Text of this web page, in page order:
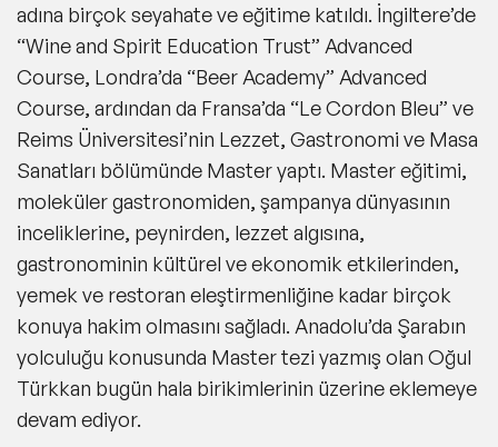
adına birçok seyahate ve eğitime katıldı. İngiltere’de
“Wine and Spirit Education Trust” Advanced
Course, Londra’da “Beer Academy” Advanced
Course, ardından da Fransa’da “Le Cordon Bleu” ve
Reims Üniversitesi’nin Lezzet, Gastronomi ve Masa
Sanatları bölümünde Master yaptı. Master eğitimi,
moleküler gastronomiden, şampanya dünyasının
inceliklerine, peynirden, lezzet algısına,
gastronominin kültürel ve ekonomik etkilerinden,
yemek ve restoran eleştirmenliğine kadar birçok
konuya hakim olmasını sağladı. Anadolu’da Şarabın
yolculuğu konusunda Master tezi yazmış olan Oğul
Türkkan bugün hala birikimlerinin üzerine eklemeye
devam ediyor.